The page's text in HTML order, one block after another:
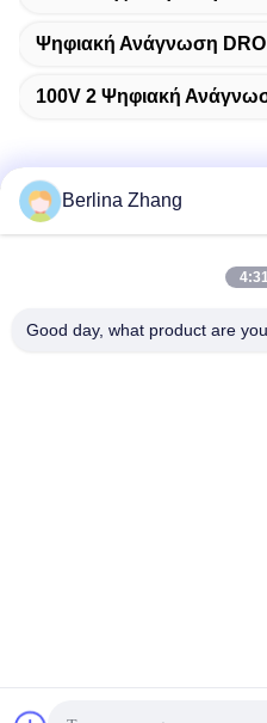
Ψηφιακή Ανάγνωση DRO
100V 2 Ψηφιακή
401, No.7, 1$η οδός, ζώνη
Berlina Zhang
Good day, what product are